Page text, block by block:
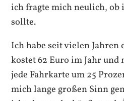
ich fragte mich neulich,
sollte.
Ich habe seit vielen Jahren
kostet 62 Euro im Jahr
jede Fahrkarte um 25
mich lange großen Sinn